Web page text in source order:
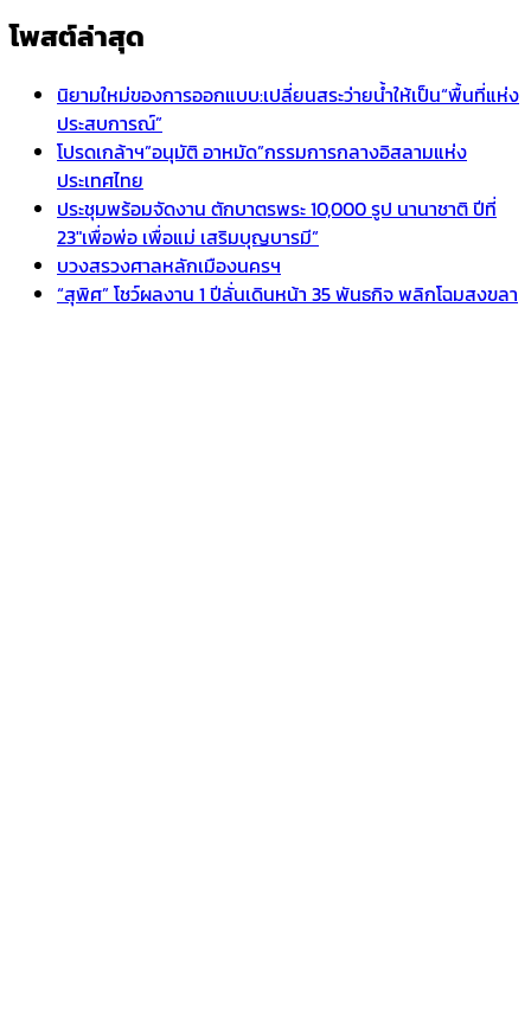
โพสต์ล่าสุด
นิยามใหม่ของการออกแบบ:เปลี่ยนสระว่ายน้ำให้เป็น“พื้นที่แห่ง
ประสบการณ์”
โปรดเกล้าฯ”อนุมัติ อาหมัด”กรรมการกลางอิสลามแห่ง
ประเทศไทย
ประชุมพร้อมจัดงาน ตักบาตรพระ 10,000 รูป นานาชาติ ปีที่
23″เพื่อพ่อ เพื่อแม่ เสริมบุญบารมี”
บวงสรวงศาลหลักเมืองนครฯ
“สุพิศ” โชว์ผลงาน 1 ปีลั่นเดินหน้า 35 พันธกิจ พลิกโฉมสงขลา